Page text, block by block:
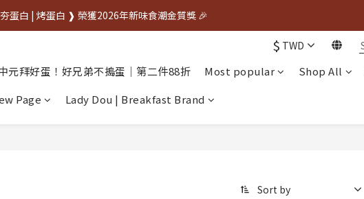
慌    🌙中秋早鳥優惠開跑🌙     🥚優惠期間07/20~08/31🥚
蛋白 | 烤蛋白 ❱ 榮獲2026年新味食潮金質獎 🎉
$ TWD
元拜好蛋！好兄弟不搗蛋｜第二件88折 Most popular Shop All
Page Lady Dou | Breakfast Brand
Sort by